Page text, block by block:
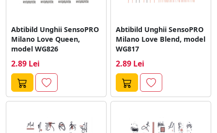
Abtibild Unghii SensoPRO
Milano Love Queen,
model WG826
2.89 Lei
Abtibild Unghii SensoPRO
Milano Love Blend, model
WG817
2.89 Lei